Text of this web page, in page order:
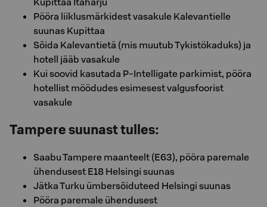
Pööra liiklusmärkidest vasakule Kalevantielle
suunas Kupittaa
Sõida Kalevantietä (mis muutub Tykistökaduks) ja
hotell jääb vasakule
Kui soovid kasutada P-Intelligate parkimist, pööra
hotellist möödudes esimesest valgusfoorist
vasakule
Tampere suunast tulles:
Saabu Tampere maanteelt (E63), pööra paremale
ühendusest E18 Helsingi suunas
Jätka Turku ümbersõiduteed Helsingi suunas
Pööra paremale ühendusest